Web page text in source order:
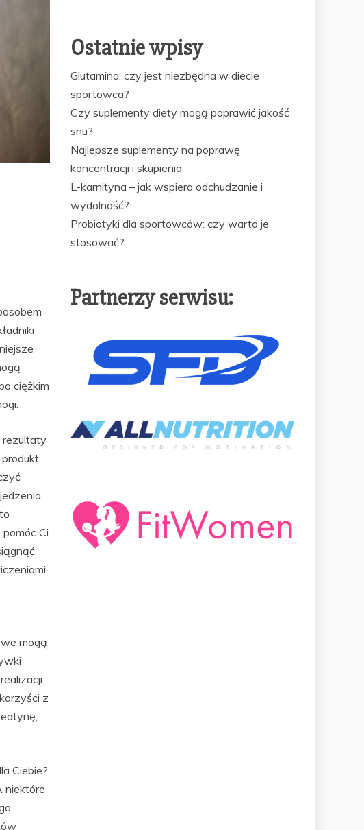
ciężkim
rezultaty
Ci
mogą
z
Ciebie?
niektóre
Ostatnie wpisy
Glutamina: czy jest niezbędna w diecie
sportowca?
Czy suplementy diety mogą poprawić jakość
snu?
Najlepsze suplementy na poprawę
koncentracji i skupienia
L-karnityna – jak wspiera odchudzanie i
wydolność?
Probiotyki dla sportowców: czy warto je
stosować?
Partnerzy serwisu: